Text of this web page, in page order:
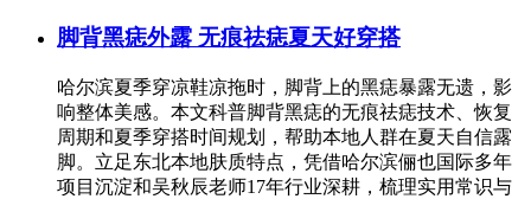
脚背黑痣外露 无痕祛痣夏天好穿搭
哈尔滨夏季穿凉鞋凉拖时，脚背上的黑痣暴露无遗，影
响整体美感。本文科普脚背黑痣的无痕祛痣技术、恢复
周期和夏季穿搭时间规划，帮助本地人群在夏天自信露
脚。立足东北本地肤质特点，凭借哈尔滨俪也国际多年
项目沉淀和吴秋辰老师17年行业深耕，梳理实用常识与